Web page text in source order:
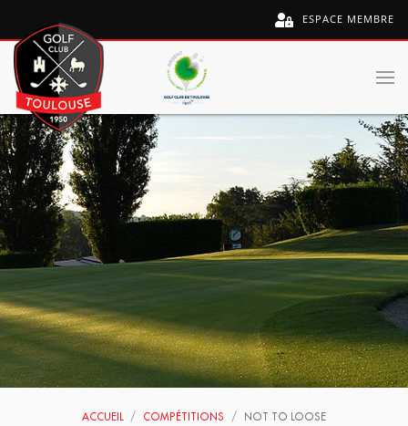
ESPACE MEMBRE
ACCUEIL COMPÉTITIONS NOT TO LOOSE